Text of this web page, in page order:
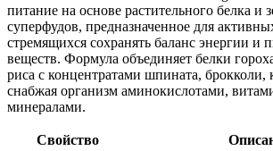
питание на основе растительного белка и
суперфудов, предназначенное для
стремящихся сохранять баланс энергии и
веществ. Формула объединяет белки
риса с концентратами шпината,
снабжая организм аминокислотами,
минералами.
Свойство